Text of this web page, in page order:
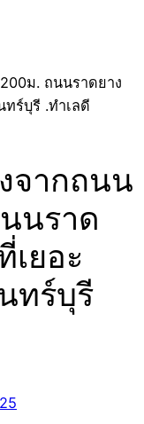
จากถนน
นราด
ยอะ
ทร์บุรี